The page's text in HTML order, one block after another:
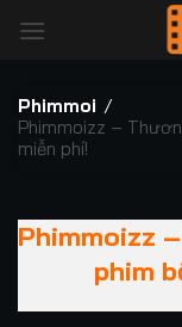
qua
dungPhimmoi /
Phimmoizz –
miễn phí!
Phimmoizz
phim